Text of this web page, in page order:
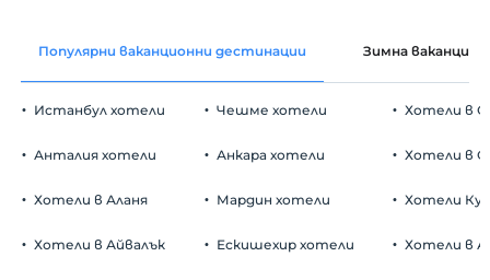
Популярни ваканционни дестинации Зимна ваканция
Истанбул хотели
Анталия хотели
Хотели в Аланя
Хотели в Айвалък
Чешме хотели
Анкара хотели
Мардин хотели
Ескишехир хотели
Хотели в
Хотели в
Хотели
Хотели в